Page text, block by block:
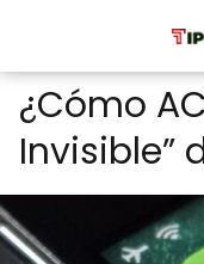
¿Cómo
Invisible”